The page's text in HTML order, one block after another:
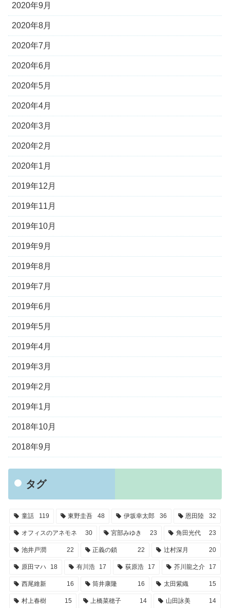
2020年9月
2020年8月
2020年7月
2020年6月
2020年5月
2020年4月
2020年3月
2020年2月
2020年1月
2019年12月
2019年11月
2019年10月
2019年9月
2019年8月
2019年7月
2019年6月
2019年5月
2019年4月
2019年3月
2019年2月
2019年1月
2018年10月
2018年9月
タグ
童話 119 東野圭吾 48 伊坂幸太郎 36 恩田陸 32
オフィスのアネモネ 30 宮部みゆき 23 角田光代 23
池井戸潤 22 正義の鎖 22 辻村深月 20
原田マハ 18 有川浩 17 荻原浩 17 芥川龍之介 17
西尾維新 16 筒井康隆 16 太田紫織 15
村上春樹 15 上橋菜穂子 14 山田詠美 14